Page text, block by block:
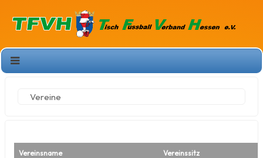
Vereine
Vereinsname Vereinssitz